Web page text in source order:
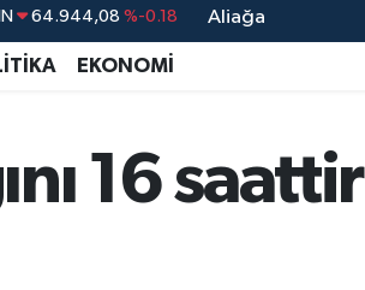
47,7436 %0.18
55,2510 %0.32
13.779 %-14
Aliağa
EKONOMİ
16 saattir